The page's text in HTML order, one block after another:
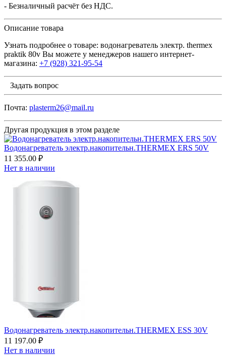
- Безналичный расчёт без НДС.
Описание товара
Узнать подробнее о товаре: водонагреватель электр. thermex
praktik 80v Вы можете у менеджеров нашего интернет-
магазина: +7 (928) 321-95-54
Задать вопрос
Почта: plasterm26@mail.ru
Другая продукция в этом разделе
Водонагреватель электр.накопительн.THERMEX ERS 50V
11 355.00 ₽
Нет в наличии
Водонагреватель электр.накопительн.THERMEX ESS 30V
11 197.00 ₽
Нет в наличии